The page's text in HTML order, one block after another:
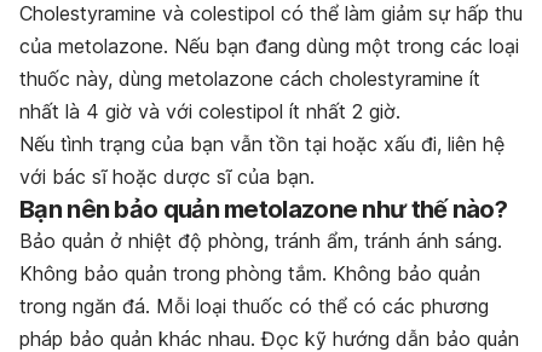
Cholestyramine và colestipol có thể làm giảm sự hấp thu
của metolazone. Nếu bạn đang dùng một trong các loại
thuốc này, dùng metolazone cách cholestyramine ít
nhất là 4 giờ và với colestipol ít nhất 2 giờ.
Nếu tình trạng của bạn vẫn tồn tại hoặc xấu đi, liên hệ
với bác sĩ hoặc dược sĩ của bạn.
Bạn nên bảo quản metolazone như thế nào?
Bảo quản ở nhiệt độ phòng, tránh ẩm, tránh ánh sáng.
Không bảo quản trong phòng tắm. Không bảo quản
trong ngăn đá. Mỗi loại thuốc có thể có các phương
pháp bảo quản khác nhau. Đọc kỹ hướng dẫn bảo quản